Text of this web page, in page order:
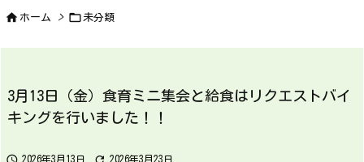
 ホーム >  未分類
3月13日（金）食育ミニ集会と給食はリクエストバイ
キングを行いました！！
 2026年3月13日  2026年3月23日